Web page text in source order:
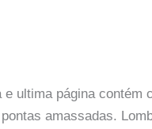
ultima página contém
amassadas.